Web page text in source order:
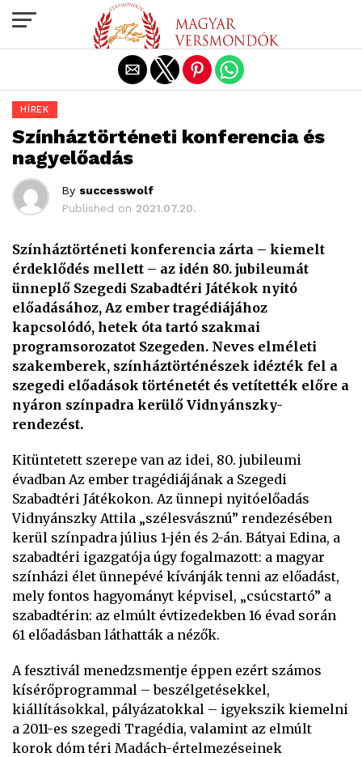
HÍREK
Színháztörténeti konferencia és
nagyelőadás
By successwolf
Published on 2021.07.20.
Színháztörténeti konferencia zárta – kiemelt
érdeklődés mellett – az idén 80. jubileumát
ünneplő Szegedi Szabadtéri Játékok nyitó
előadásához, Az ember tragédiájához
kapcsolódó, hetek óta tartó szakmai
programsorozatot Szegeden. Neves elméleti
szakemberek, színháztörténészek idézték fel a
szegedi előadások történetét és vetítették előre a
nyáron színpadra kerülő Vidnyánszky-
rendezést.
Kitüntetett szerepe van az idei, 80. jubileumi
évadban Az ember tragédiájának a Szegedi
Szabadtéri Játékokon. Az ünnepi nyitóelőadás
Vidnyánszky Attila „szélesvásznú” rendezésében
kerül színpadra július 1-jén és 2-án. Bátyai Edina, a
szabadtéri igazgatója úgy fogalmazott: a magyar
színházi élet ünnepévé kívánják tenni az előadást,
mely fontos hagyományt képvisel, „csúcstartó” a
szabadtérin: az elmúlt évtizedekben 16 évad során
61 előadásban láthatták a nézők.
A fesztivál menedzsmentje éppen ezért számos
kísérőprogrammal – beszélgetésekkel,
kiállításokkal, pályázatokkal – igyekszik kiemelni
a 2011-es szegedi Tragédia, valamint az elmúlt
korok dóm téri Madách-értelmezéseinek
Exit mobile version